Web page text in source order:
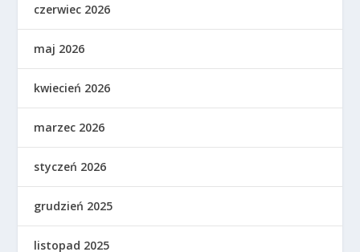
czerwiec 2026
maj 2026
kwiecień 2026
marzec 2026
styczeń 2026
grudzień 2025
listopad 2025